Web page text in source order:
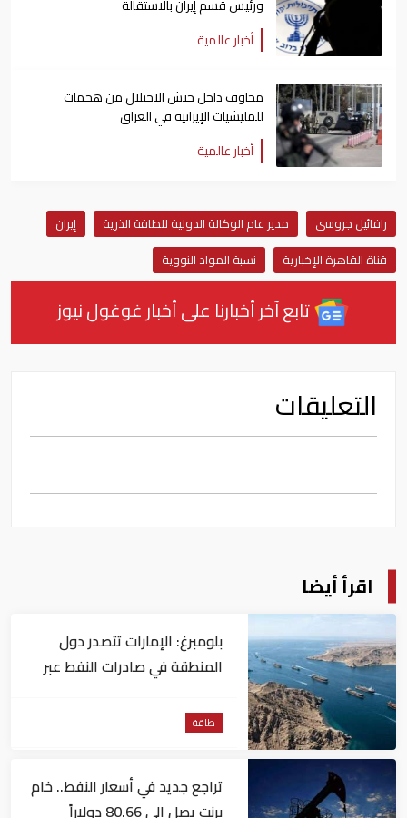
ورئيس قسم إيران بالاستقالة
أخبار عالمية
مخاوف داخل جيش الاحتلال من هجمات
للمليشيات الإيرانية في العراق
أخبار عالمية
رافائيل جروسي مدير عام الوكالة الدولية للطاقة الذرية
إيران
قناة القاهرة الإخبارية
نسبة المواد النووية
تابع آخر أخبارنا على أخبار غوغول نيوز
التعليقات
اقرأ أيضا
بلومبرغ: الإمارات تتصدر دول
المنطقة في صادرات النفط عبر
طاقة
تراجع جديد في أسعار النفط.. خام
برنت يصل إلى 80.66 دولاراً